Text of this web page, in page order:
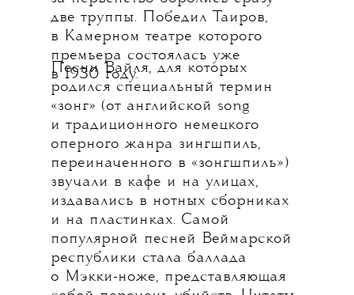
две труппы. Победил Таиров,
в Камерном театре которого
премьера состоялась уже
в 1930 году.
Песни Вайля, для которых
родился специальный термин
«зонг» (от английской song
и традиционного немецкого
оперного жанра зингшпиль,
переиначенного в «зонгшпиль»)
звучали в кафе и на улицах,
издавались в нотных сборниках
и на пластинках. Самой
популярной песней Веймарской
республики стала баллада
о Мэкки-ноже, представляющая